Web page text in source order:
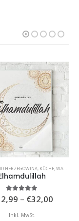
HERZEGOWINA, KÜCHE,WANDBILDER
5.00 von 5
– €32,00
Inkl. MwSt.